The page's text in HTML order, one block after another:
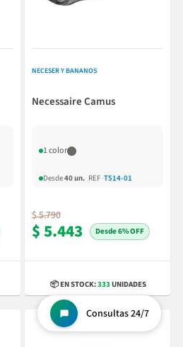
NECESER Y BANANOS
Necessaire Camus
1 color
Desde40 un. REF ·T514-01
$ 5.790
$ 5.443 6% OFF
📦 EN STOCK:333UNIDADES
Consultas 24/7